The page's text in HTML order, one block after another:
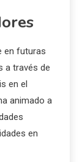
en futuras
a través de
en el
animado a
en